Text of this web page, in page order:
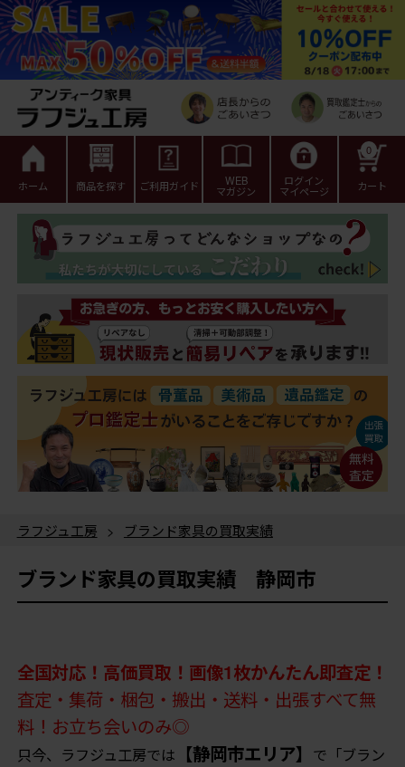
ホーム 商品を探す ご利用ガイド WEB
マガジン
ログイン
マイページ カート
0
ラフジュ工房 > ブランド家具の買取実績
ブランド家具の買取実績 静岡市
全国対応！高価買取！画像1枚かんたん即査定！
査定・集荷・梱包・搬出・送料・出張すべて無
料！お立ち会いのみ◎
只今、ラフジュ工房では 【静岡市エリア】 で「ブラン